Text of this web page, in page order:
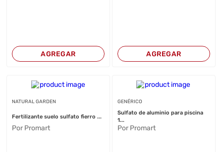
AGREGAR AGREGAR
NATURAL GARDEN
Fertilizante suelo sulfato fierro ...
Por Promart
GENÉRICO
Sulfato de aluminio para piscina
1...
Por Promart